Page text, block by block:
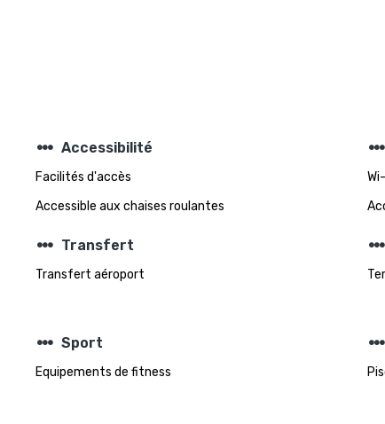
steppers Accessibilité
Facilités d'accès
Accessible aux chaises roulantes
steppers
steppers Transfert
Transfert aéroport
steppers
steppers Sport
Equipements de fitness
steppers